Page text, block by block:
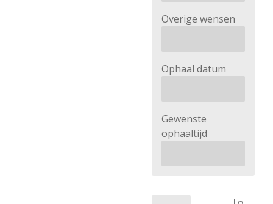
Overige wensen
Ophaal datum
Gewenste
ophaaltijd